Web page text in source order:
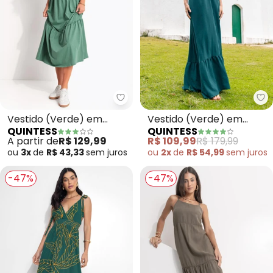
Quintess - Vestido (Verde) em
Vestido (Verde) em
Malha de Algodão
QUINTESS
A partir deR$ 129,99
ou 3xde R$ 43,33sem juros
Vestido (Verde) em
Crepe Plano
QUINTESS
R$ 109,99R$ 179,99
ou 2xde R$ 54,99sem juros
-47% -47%